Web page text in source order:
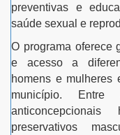
preventivas e
saúde sexual e
O programa oferece
e acesso a
homens e mulheres
município.
preservativos